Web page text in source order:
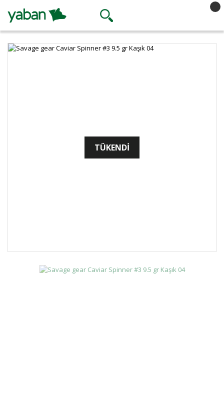
TÜKENDİ